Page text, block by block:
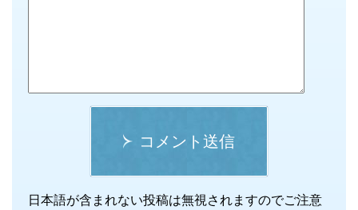
コメント送信
日本語が含まれない投稿は無視されますのでご注意